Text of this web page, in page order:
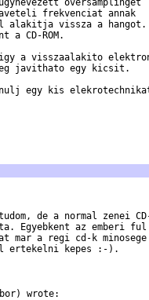
oversamplinget
frekvenciat annak
alakitja vissza a
a CD-ROM.
igy a visszaalakito
javithato egy kicsit.
egy kis
de a normal zenei
Egyebkent az emberi ful
mar a regi cd-k
ertekelni kepes :-).
wrote: